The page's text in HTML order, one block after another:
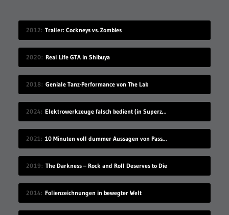
2012 Trailer: Cockneys vs. Zombies
2020 Real Life GTA in Shibuya
2018 Geniale Tanz-Performance von The Lab
2024 Elektrowerkzeuge falsch bedient (in Superzeitlupe)
2021 10 Minuten voll dummer Aussagen von Passant*innen
2019 The Darkness – Rock and Roll Deserves to Die
2014 Folienzeichnungen in bewegter Welt